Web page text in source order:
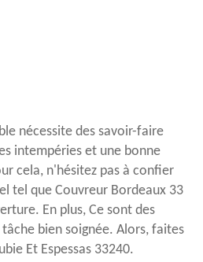
nécessite des savoir-faire
intempéries et une bonne
cela, n'hésitez pas à confier
tel que Couvreur Bordeaux 33
En plus, Ce sont des
bien soignée. Alors, faites
Et Espessas 33240.